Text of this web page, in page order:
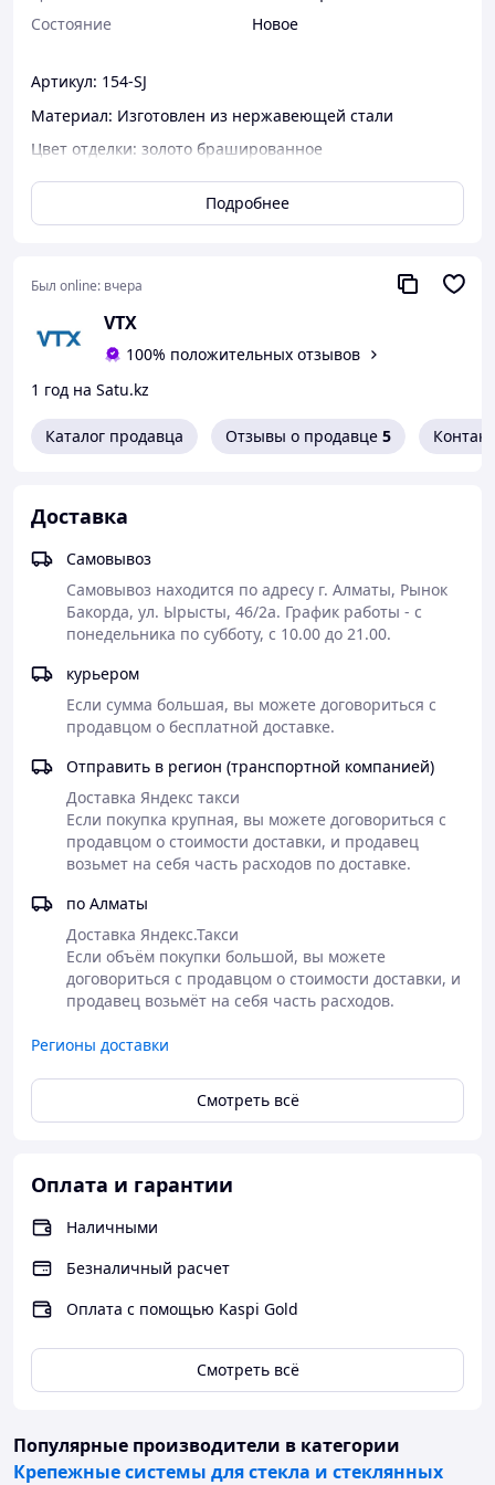
Состояние
Новое
Артикул: 154-SJ
Материал: Изготовлен из нержавеющей стали
Цвет отделки: золото брашированное
Соединитель труба-труба предназначен для крепления
квадратной трубы 10х30 ммПодробнее
Был online: вчера
VTX
100% положительных отзывов
1 год на Satu.kz
Каталог продавца Отзывы о продавце 5
Доставка
Самовывоз
Самовывоз находится по адресу г. Алматы, Рынок
Бакорда, ул. Ырысты, 46/2а. График работы - с
понедельника по субботу, с 10.00 до 21.00.
курьером
Если сумма большая, вы можете договориться с
продавцом о бесплатной доставке.
Отправить в регион (транспортной компанией)
Доставка Яндекс такси
Если покупка крупная, вы можете договориться с
продавцом о стоимости доставки, и продавец
возьмет на себя часть расходов по доставке.
по Алматы
Доставка Яндекс.Такси
Если объём покупки большой, вы можете
договориться с продавцом о стоимости доставки, и
продавец возьмёт на себя часть расходов.
Регионы доставки
Смотреть всё
Оплата и гарантии
Наличными
Безналичный расчет
Оплата с помощью Kaspi Gold
Смотреть всё
Популярные производители в категории
Крепежные системы для стекла и стеклянных